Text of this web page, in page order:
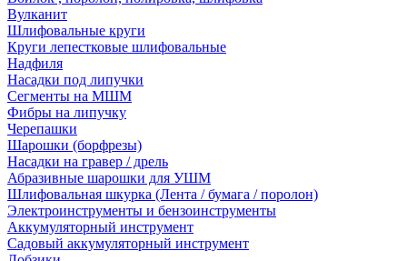
Вулканит
Шлифовальные круги
Круги лепестковые шлифовальные
Надфиля
Насадки под липучки
Сегменты на МШМ
Фибры на липучку
Черепашки
Шарошки (борфрезы)
Насадки на гравер / дрель
Абразивные шарошки для УШМ
Шлифовальная шкурка (Лента / бумага / поролон)
Электроинструменты и бензоинструменты
Аккумуляторный инструмент
Садовый аккумуляторный инструмент